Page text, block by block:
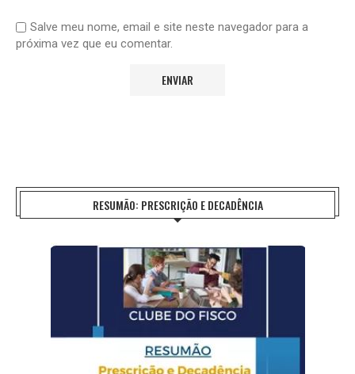
Salve meu nome, email e site neste navegador para a
próxima vez que eu comentar.
RESUMÃO: PRESCRIÇÃO E DECADÊNCIA